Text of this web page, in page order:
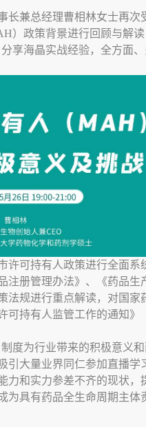
长兼总经理曹相林女士再次
）政策背景进行回顾与解
享海晶实战经验，全方面
许可持有人政策进行全面系
注册管理办法》、《药品生
法规进行重点解读，对国家
持有人监管工作的通知》
制度为行业带来的积极意义
引大量业界同仁参加直播学
力和实力参差不齐的现状，
为具有药品全生命周期主体